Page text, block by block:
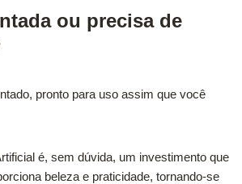
ou precisa de
pronto para uso assim que você
é, sem dúvida, um investimento que
beleza e praticidade, tornando-se